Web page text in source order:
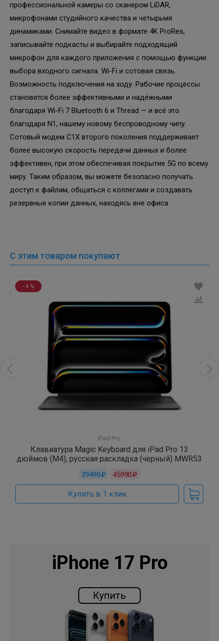
профессиональной камеры со сканером LiDAR,
микрофонами студийного качества и четырьмя
динамиками. Снимайте видео в формате 4K ProRes,
записывайте подкасты и выбирайте подходящий
микрофон для каждого приложения с помощью функции
выбора входного сигнала. Wi-Fi и сотовая связь.
Возможность подключения на ходу. Рабочие процессы
становятся более эффективными и надёжными
благодаря Wi-Fi 7 Bluetooth 6 и Thread — и всё это
благодаря N1, нашему новому беспроводному чипу.
Сотовый модем C1X второго поколения поддерживает
более высокую скорость передачи данных и более
эффективен, при этом обеспечивая покрытие 5G по всему
миру. Таким образом, вы можете безопасно получать
доступ к файлам, общаться с коллегами и создавать
резервные копии данных, находясь вне офиса.
С этим товаром покупают
- 4 %
iPad Pro
Клавиатура Magic Keyboard для iPad Pro 13
дюймов (M4), русская раскладка (черный) MWR53
39490 ₽ 45990 ₽
Купить в 1 клик
iPhone 17 Pro
Купить